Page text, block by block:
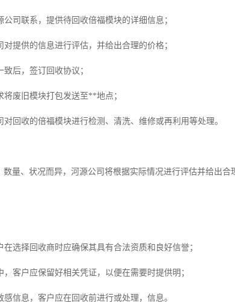
司联系，提供待回收倍福模块的详细信息；
提供的信息进行评估，并给出合理的价格；
后，签订回收协议；
废旧模块打包发送至**地点；
回收的倍福模块进行检测、清洗、维修或再利用等处理。
数量、状况而异，河源公司将根据实际情况进行评估并给出
选择回收商时应确保其具有合法资质和良好信誉；
客户应保留好相关凭证，以便在需要时提供明；
信息，客户应在回收前进行或处理，信息。